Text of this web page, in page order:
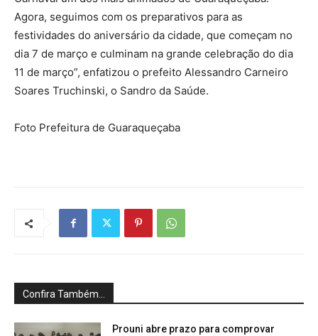
Agora, seguimos com os preparativos para as
festividades do aniversário da cidade, que começam no
dia 7 de março e culminam na grande celebração do dia
11 de março”, enfatizou o prefeito Alessandro Carneiro
Soares Truchinski, o Sandro da Saúde.
Foto Prefeitura de Guaraqueçaba
Confira Também...
Prouni abre prazo para comprovar